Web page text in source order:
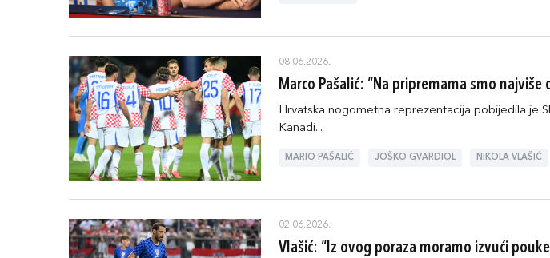
08.06.2026.
Marco Pašalić: “Na pripremama smo
Hrvatska nogometna reprezentacija pobijedila je
Kanadi...
MARIO PAŠALIĆ JOŠKO GVARDIOL NIKOLA VLAŠIĆ
02.06.2026.
Vlašić: “Iz ovog poraza moramo izvući